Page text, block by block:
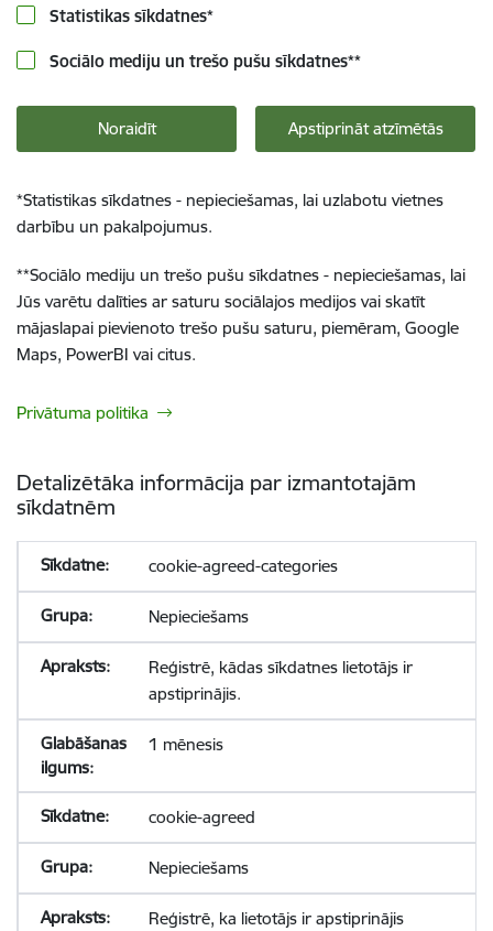
Statistikas sīkdatnes*
Sociālo mediju un trešo pušu sīkdatnes**
Noraidīt Apstiprināt atzīmētās
*Statistikas sīkdatnes - nepieciešamas, lai uzlabotu vietnes
darbību un pakalpojumus.
**Sociālo mediju un trešo pušu sīkdatnes - nepieciešamas, lai
Jūs varētu dalīties ar saturu sociālajos medijos vai skatīt
mājaslapai pievienoto trešo pušu saturu, piemēram, Google
Maps, PowerBI vai citus.
Privātuma politika
Detalizētāka informācija par izmantotajām
sīkdatnēm
cookie-agreed-categories
Nepieciešams
Reģistrē, kādas sīkdatnes lietotājs ir
apstiprinājis.
1 mēnesis
cookie-agreed
Nepieciešams
Reģistrē, ka lietotājs ir apstiprinājis